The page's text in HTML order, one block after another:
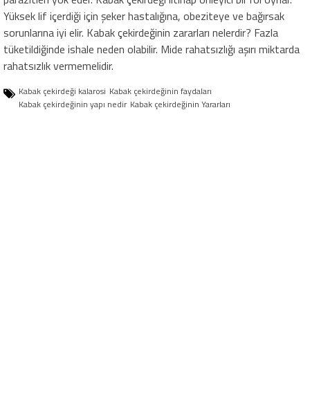
Yüksek lif içerdiği için şeker hastalığına, obeziteye ve bağırsak
sorunlarına iyi elir. Kabak çekirdeğinin zararları nelerdir? Fazla
tüketildiğinde ishale neden olabilir. Mide rahatsızlığı aşırı miktarda
rahatsızlık vermemelidir.
Kabak çekirdeği kalarosi Kabak çekirdeğinin faydaları
Kabak çekirdeğinin yapı nedir Kabak çekirdeğinin Yararları